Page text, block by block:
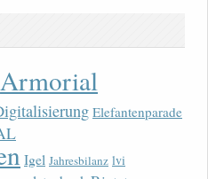
Armorial
Elefantenparade
Igel Jahresbilanz lvi